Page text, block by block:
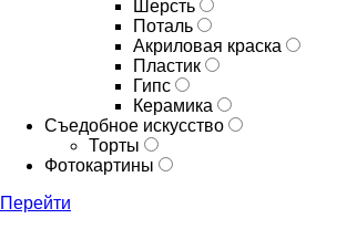
Шерсть
Поталь
Акриловая краска
Пластик
Гипс
Керамика
Съедобное искусство
Торты
Фотокартины
Перейти